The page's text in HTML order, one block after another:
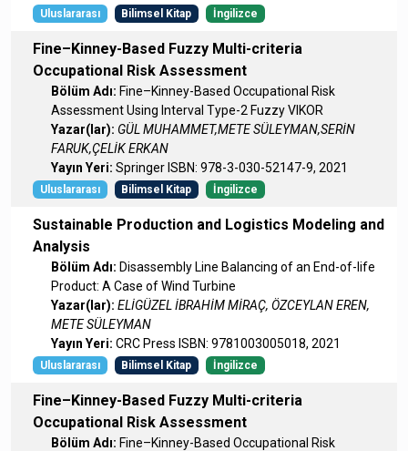
Uluslararası Bilimsel Kitap İngilizce
Fine–Kinney-Based Fuzzy Multi-criteria
Occupational Risk Assessment
Bölüm Adı: Fine–Kinney-Based Occupational Risk
Assessment Using Interval Type-2 Fuzzy VIKOR
Yazar(lar): GÜL MUHAMMET,METE SÜLEYMAN,SERİN
FARUK,ÇELİK ERKAN
Yayın Yeri: Springer ISBN: 978-3-030-52147-9, 2021
Uluslararası Bilimsel Kitap İngilizce
Sustainable Production and Logistics Modeling and
Analysis
Bölüm Adı: Disassembly Line Balancing of an End-of-life
Product: A Case of Wind Turbine
Yazar(lar): ELİGÜZEL İBRAHİM MİRAÇ, ÖZCEYLAN EREN,
METE SÜLEYMAN
Yayın Yeri: CRC Press ISBN: 9781003005018, 2021
Uluslararası Bilimsel Kitap İngilizce
Fine–Kinney-Based Fuzzy Multi-criteria
Occupational Risk Assessment
Bölüm Adı: Fine–Kinney-Based Occupational Risk